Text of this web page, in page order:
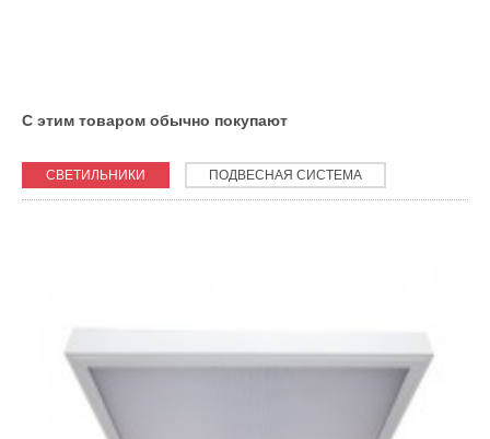
С этим товаром обычно покупают
СВЕТИЛЬНИКИ ПОДВЕСНАЯ СИСТЕМА